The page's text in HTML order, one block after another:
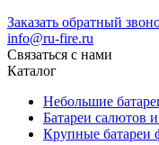
Заказать обратный
info@ru-fire.ru
Связаться с нами
Каталог
Небольшие
Батареи салютов
Крупные батареи